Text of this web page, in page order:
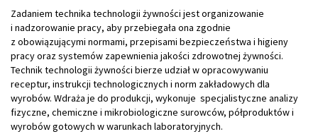
Zadaniem technika technologii żywności jest organizowanie
i nadzorowanie pracy, aby przebiegała ona zgodnie
z obowiązującymi normami, przepisami bezpieczeństwa i higieny
pracy oraz systemów zapewnienia jakości zdrowotnej żywności.
Technik technologii żywności bierze udział w opracowywaniu
receptur, instrukcji technologicznych i norm zakładowych dla
wyrobów. Wdraża je do produkcji, wykonuje specjalistyczne analizy
fizyczne, chemiczne i mikrobiologiczne surowców, półproduktów i
wyrobów gotowych w warunkach laboratoryjnych.